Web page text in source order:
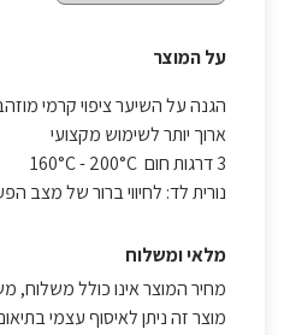
על המוצר
הגנה על השיער ציפוי קרמי
ארוך יותר לשימוש מקצועי
3 דרגות חום 160°C - 200°C
נורית לד: לחיווי ברור של מצב
מלאי ומשלוח
מחיר המוצר אינו כולל משלוח,
מוצר זה ניתן לאיסוף עצמי בתיאום